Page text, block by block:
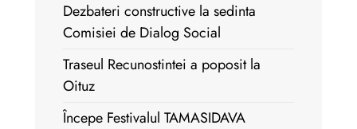
Dezbateri constructive la sedinta
Comisiei de Dialog Social
Traseul Recunostintei a poposit la
Oituz
Începe Festivalul TAMASIDAVA